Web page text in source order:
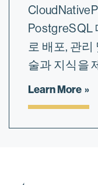
PostgreSQL
로 배포, 관리
술과 지식을
Learn More